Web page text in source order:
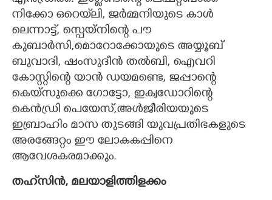
നിക്കോ ഒറെയ്‌ലി, ജർമ്മനിയുടെ കാൾ
ലെന്നാട്ട്, സ്പെയ്നിന്റെ പൗ
കുബാർസി,മൊറോക്കോയുടെ അയ്യൂബ്
ബുവാദി, ഷംസുദീൻ തൽബി, ഐവറി
കോസ്റ്റിന്റെ യാൻ ഡയമണ്ടെ, ജപ്പാന്റെ
കെയ്സുക്കെ ഗോട്ടോ, ഇക്വഡോറിന്റെ
കെൻഡ്രി പെയേസ്,അൾജീരിയയുടെ
ഇബ്രാഹിം മാസ തുടങ്ങി യുവപ്രതിഭകളുടെ
അരങ്ങേറ്റം ഈ ലോകകപ്പിനെ
ആവേശകരമാക്കും.
തഹ്‌സിൻ, മലയാളിത്തിളക്കം